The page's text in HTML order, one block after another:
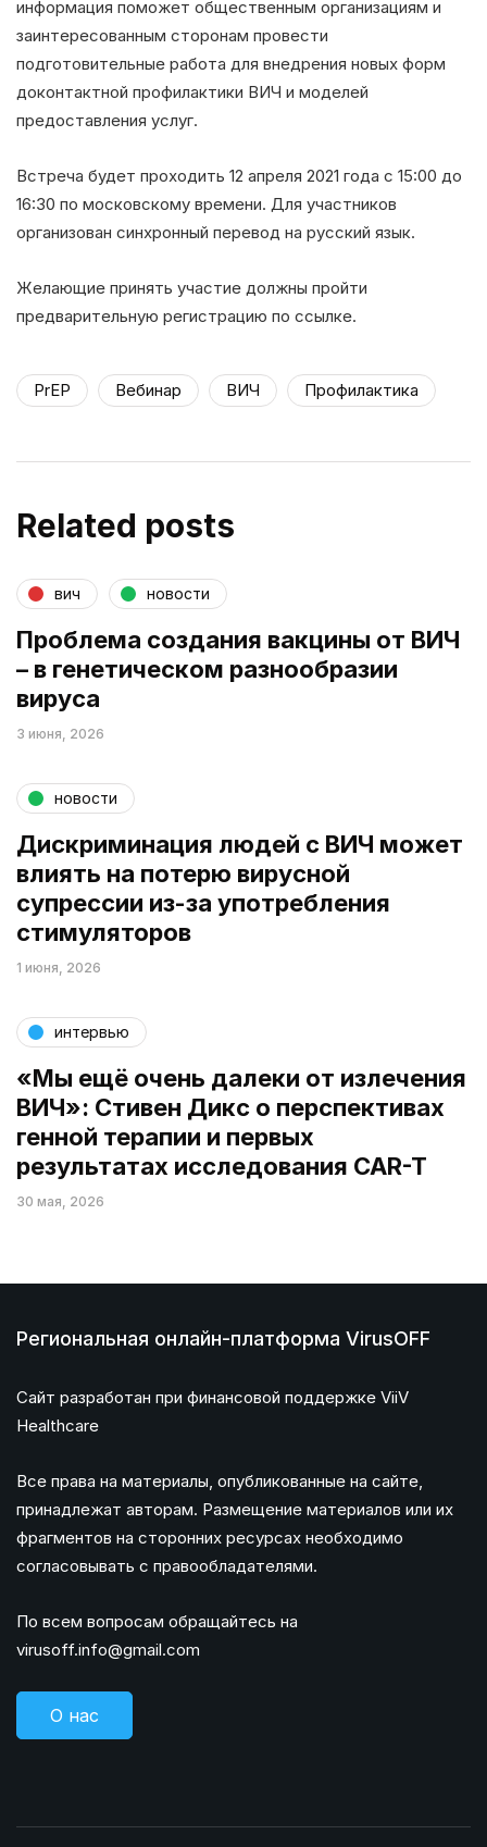
информация поможет общественным организациям и
заинтересованным сторонам провести
подготовительные работа для внедрения новых форм
доконтактной профилактики ВИЧ и моделей
предоставления услуг.
Встреча будет проходить 12 апреля 2021 года с 15:00 до
16:30 по московскому времени. Для участников
организован синхронный перевод на русский язык.
Желающие принять участие должны пройти
предварительную регистрацию по ссылке.
PrEP Вебинар ВИЧ Профилактика
Related posts
вич новости
Проблема создания вакцины от ВИЧ
– в генетическом разнообразии
вируса
3 июня, 2026
новости
Дискриминация людей с ВИЧ может
влиять на потерю вирусной
супрессии из-за употребления
стимуляторов
1 июня, 2026
интервью
«Мы ещё очень далеки от излечения
ВИЧ»: Стивен Дикс о перспективах
генной терапии и первых
результатах исследования CAR-T
30 мая, 2026
Региональная онлайн-платформа VirusOFF
Сайт разработан при финансовой поддержке ViiV
Healthcare
Все права на материалы, опубликованные на сайте,
принадлежат авторам. Размещение материалов или их
фрагментов на сторонних ресурсах необходимо
согласовывать с правообладателями.
По всем вопросам обращайтесь на
virusoff.info@gmail.com
О нас